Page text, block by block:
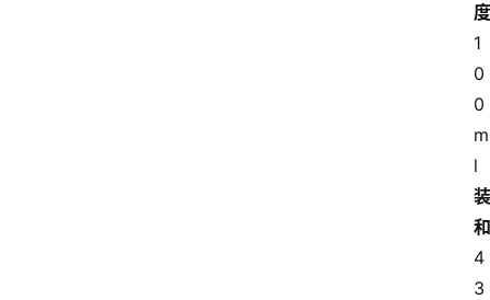
度
1
0
0
m
l
装
和
4
3